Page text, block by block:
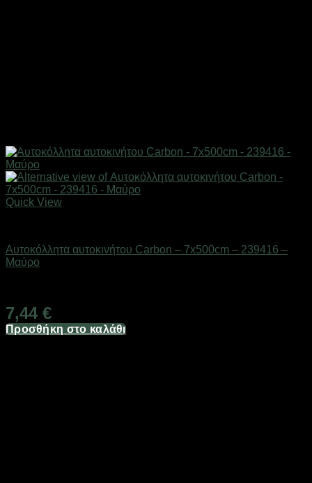
Quick View
Αυτοκόλλητα αυτοκινήτου Carbon – 7x500cm – 239416 –
Μαύρο
7,44 €
Προσθήκη στο καλάθι